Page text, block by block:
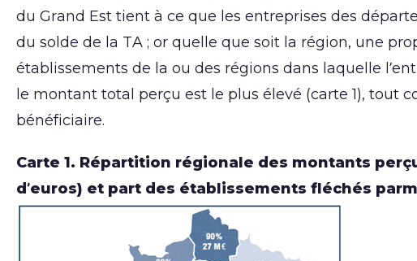
du Grand Est tient à ce que les entreprises des
du solde de la TA ; or quelle que soit la région, une
établissements de la ou des régions dans laquelle
le montant total perçu est le plus élevé (carte 1),
bénéficiaire.
Carte 1. Répartition régionale des montants
d’euros) et part des établissements fléchés